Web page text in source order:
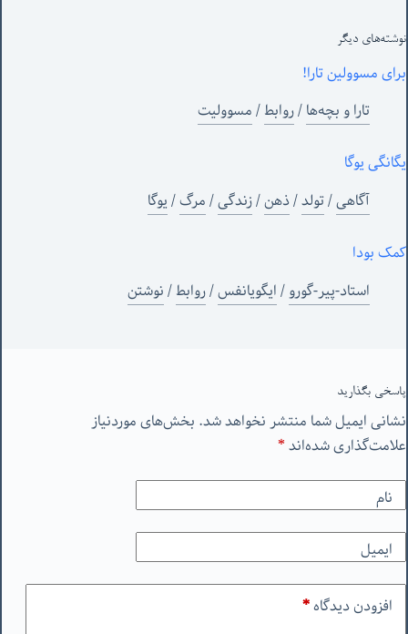
نوشته‌های‌ دیگر
برای مسوولین تارا!
تارا و بچه‌ها/روابط/مسوولیت
یگانگی یوگا
آگاهی/تولد/ذهن/زندگی/مرگ/یوگا
کمک بودا
استاد-پیر-گورو/ایگویانفس/روابط/نوشتن
پاسخی بگذارید
نشانی ایمیل شما منتشر نخواهد شد. بخش‌های موردنیاز
علامت‌گذاری شده‌اند*
نام
ایمیل
افزودن دیدگاه*